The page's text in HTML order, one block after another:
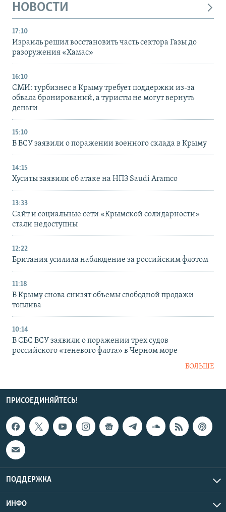
НОВОСТИ
17:10
Израиль решил восстановить часть сектора Газы до
разоружения «Хамас»
16:10
СМИ: турбизнес в Крыму требует поддержки из-за
обвала бронирований, а туристы не могут вернуть
деньги
15:10
В ВСУ заявили о поражении военного склада в Крыму
14:15
Хуситы заявили об атаке на НПЗ Saudi Aramco
13:33
Сайт и социальные сети «Крымской солидарности»
стали недоступны
12:22
Британия усилила наблюдение за российским флотом
11:18
В Крыму снова снизят объемы свободной продажи
топлива
10:14
В СБС ВСУ заявили о поражении трех судов
российского «теневого флота» в Черном море
БОЛЬШЕ
ПРИСОЕДИНЯЙТЕСЬ!
ПОДДЕРЖКА
ИНФО